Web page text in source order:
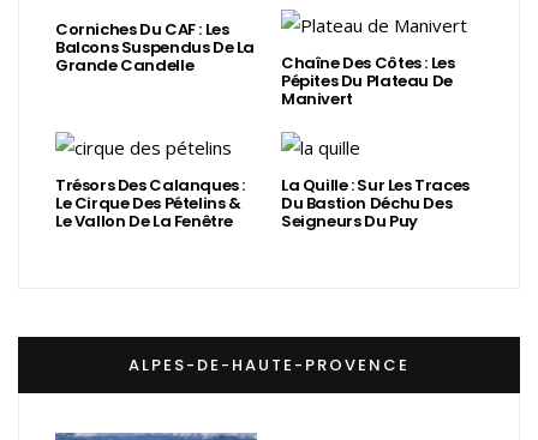
Corniches Du CAF : Les
Balcons Suspendus De La
Grande Candelle Chaîne Des Côtes : Les
Pépites Du Plateau De
Manivert
Trésors Des Calanques :
Le Cirque Des Pételins &
Le Vallon De La Fenêtre
La Quille : Sur Les Traces
Du Bastion Déchu Des
Seigneurs Du Puy
ALPES-DE-HAUTE-PROVENCE